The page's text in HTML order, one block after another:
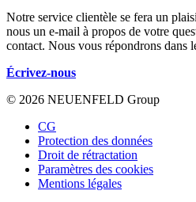
Notre service clientèle se fera un
nous un e-mail à propos de votre
contact. Nous vous répondrons dans
Écrivez-nous
© 2026 NEUENFELD Group
CG
Protection des données
Droit de rétractation
Paramètres des cookies
Mentions légales